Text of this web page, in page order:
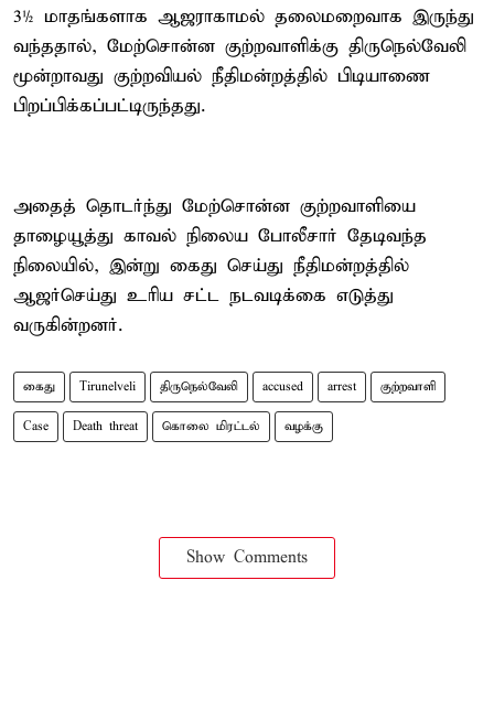
3½ மாதங்களாக ஆஜராகாமல் தலைமறைவாக இருந்து
வந்ததால், மேற்சொன்ன குற்றவாளிக்கு திருநெல்வேலி
மூன்றாவது குற்றவியல் நீதிமன்றத்தில் பிடியாணை
பிறப்பிக்கப்பட்டிருந்தது.
அதைத் தொடர்ந்து மேற்சொன்ன குற்றவாளியை
தாழையூத்து காவல் நிலைய போலீசார் தேடிவந்த
நிலையில், இன்று கைது செய்து நீதிமன்றத்தில்
ஆஜர்செய்து உரிய சட்ட நடவடிக்கை எடுத்து
வருகின்றனர்.
கைது Tirunelveli திருநெல்வேலி accused arrest குற்றவாளி
Case Death threat கொலை மிரட்டல் வழக்கு
Show Comments